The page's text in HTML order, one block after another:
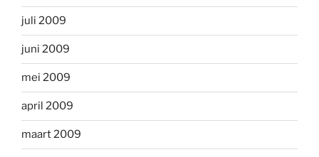
juli 2009
juni 2009
mei 2009
april 2009
maart 2009